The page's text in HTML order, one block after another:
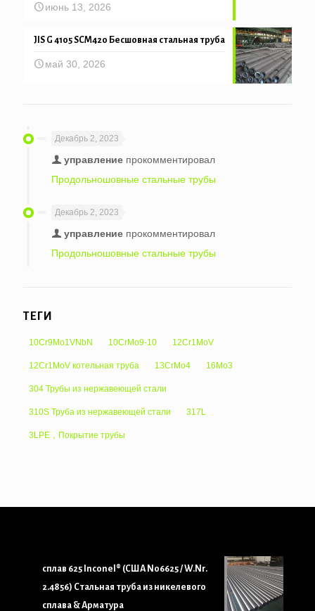
июнь 13, 2026
JIS G 4105 SCM420 Бесшовная стальная труба
май 30, 2026
Декабрь 2, 2023
управление прокомментировал
Продольношовные стальные трубы
Декабрь 2, 2023
управление прокомментировал
Продольношовные стальные трубы
ТЕГИ
10Cr9Mo1VNbN 10CrMo9-10 12Cr1MoV
12Cr1MoV котельная труба 13CrMo4 16Mo3
304 Трубы из нержавеющей стали
310S Труба из нержавеющей стали 317L
3LPE，Покрытие трубы
сплав 625 Inconel® (США N06625 / W.Nr.
2.4856) Стальная труба из никелевого
сплава & Арматура